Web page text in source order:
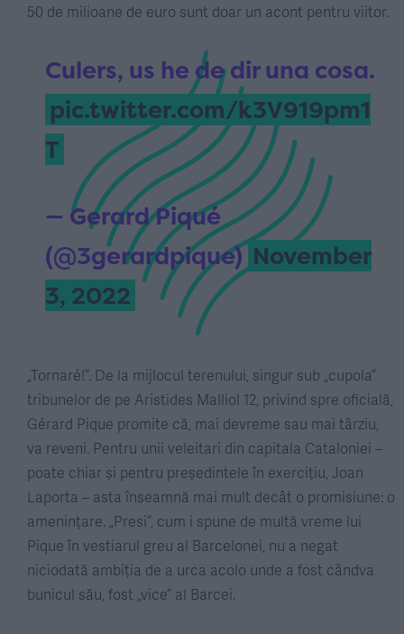
50 de milioane de euro sunt doar un acont pentru viitor.
Culers, us he de dir una cosa.
pic.twitter.com/k3V919pm1
T
— Gerard Piqué
(@3gerardpique) November
3, 2022
„Tornaré!”. De la mijlocul terenului, singur sub „cupola”
tribunelor de pe Aristides Malliol 12, privind spre oficială,
Gérard Pique promite că, mai devreme sau mai târziu,
va reveni. Pentru unii veleitari din capitala Cataloniei –
poate chiar și pentru președintele în exercițiu, Joan
Laporta – asta înseamnă mai mult decât o promisiune: o
amenințare. „Presi”, cum i spune de multă vreme lui
Pique în vestiarul greu al Barcelonei, nu a negat
niciodată ambiția de a urca acolo unde a fost cândva
bunicul său, fost „vice” al Barcei.